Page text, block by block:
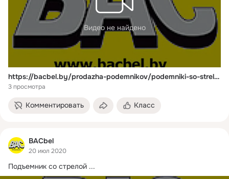
Видео не найдено
https://bacbel.by/prodazha-podemnikov/podemniki-so-streloy/
3 просмотра
Комментировать Класс
BACbel
20 июл 2020
Подъемник со стрелой ...